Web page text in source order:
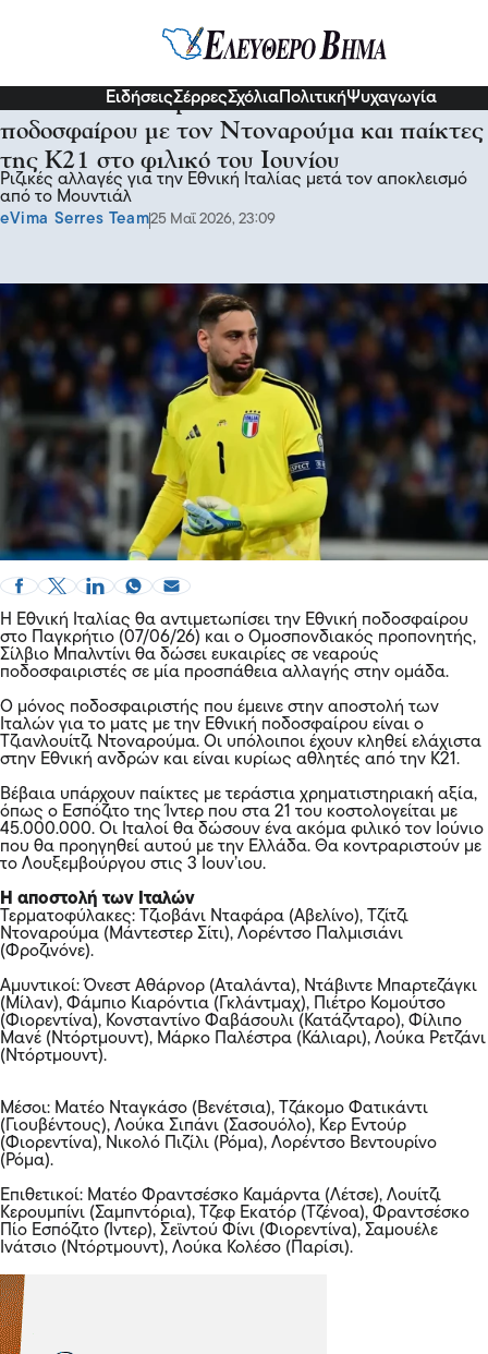
ΕιδήσειςΣέρρεςΣχόλια ΠολιτικήΨυχαγωγία
Η Ιταλία θα αντιμετωπίσει την Εθνική
ποδοσφαίρου με τον Ντοναρούμα και παίκτες
της Κ21 στο φιλικό του Ιουνίου
Ριζικές αλλαγές για την Εθνική Ιταλίας μετά τον αποκλεισμό
από το Μουντιάλ
eVima Serres Team25 Μαΐ 2026, 23:09
Η Εθνική Ιταλίας θα αντιμετωπίσει την Εθνική ποδοσφαίρου
στο Παγκρήτιο (07/06/26) και ο Ομοσπονδιακός προπονητής,
Σίλβιο Μπαλντίνι θα δώσει ευκαιρίες σε νεαρούς
ποδοσφαιριστές σε μία προσπάθεια αλλαγής στην ομάδα.
Ο μόνος ποδοσφαιριστής που έμεινε στην αποστολή των
Ιταλών για το ματς με την Εθνική ποδοσφαίρου είναι ο
Τζιανλουίτζι Ντοναρούμα. Οι υπόλοιποι έχουν κληθεί ελάχιστα
στην Εθνική ανδρών και είναι κυρίως αθλητές από την Κ21.
Βέβαια υπάρχουν παίκτες με τεράστια χρηματιστηριακή αξία,
όπως ο Εσπόζιτο της Ίντερ που στα 21 του κοστολογείται με
45.000.000. Οι Ιταλοί θα δώσουν ένα ακόμα φιλικό τον Ιούνιο
που θα προηγηθεί αυτού με την Ελλάδα. Θα κοντραριστούν με
το Λουξεμβούργου στις 3 Ιουν’ιου.
Η αποστολή των Ιταλών
Τερματοφύλακες: Τζιοβάνι Νταφάρα (Αβελίνο), Τζίτζι
Ντοναρούμα (Μάντεστερ Σίτι), Λορέντσο Παλμισιάνι
(Φροζινόνε).
Αμυντικοί: Όνεστ Αθάρνορ (Αταλάντα), Ντάβιντε Μπαρτεζάγκι
(Μίλαν), Φάμπιο Κιαρόντια (Γκλάντμαχ), Πιέτρο Κομούτσο
(Φιορεντίνα), Κονσταντίνο Φαβάσουλι (Κατάζνταρο), Φίλιπο
Μανέ (Ντόρτμουντ), Μάρκο Παλέστρα (Κάλιαρι), Λούκα Ρετζάνι
(Ντόρτμουντ).
Μέσοι: Ματέο Νταγκάσο (Βενέτσια), Τζάκομο Φατικάντι
(Γιουβέντους), Λούκα Σιπάνι (Σασουόλο), Κερ Εντούρ
(Φιορεντίνα), Νικολό Πιζίλι (Ρόμα), Λορέντσο Βεντουρίνο
(Ρόμα).
Επιθετικοί: Ματέο Φραντσέσκο Καμάρντα (Λέτσε), Λουίτζι
Κερουμπίνι (Σαμπντόρια), Τζεφ Εκατόρ (Τζένοα), Φραντσέσκο
Πίο Εσπόζιτο (Ίντερ), Σεϊντού Φίνι (Φιορεντίνα), Σαμουέλε
Ινάτσιο (Ντόρτμουντ), Λούκα Κολέσο (Παρίσι).